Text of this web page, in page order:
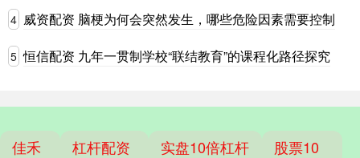
4 威资配资 脑梗为何会突然发生，哪些危险因素需要控制
5 恒信配资 九年一贯制学校“联结教育”的课程化路径探究
佳禾 杠杆配资 实盘10倍杠杆 股票10